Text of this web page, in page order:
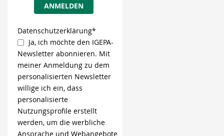
ANMELDEN
Datenschutzerklärung*
Ja, ich möchte den IGEPA-
Newsletter abonnieren. Mit
meiner Anmeldung zu dem
personalisierten Newsletter
willige ich ein, dass
personalisierte
Nutzungsprofile erstellt
werden, um die werbliche
Ansprache und Webangebote